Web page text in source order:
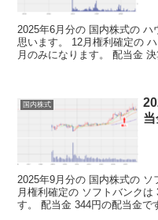
2025年6月分の 国内株式の ハ
思います。 12月権利確定の
月のみになります。 配当金
国内株式
2025年9月分の 国内株式の
月権利確定の ソフトバンク
す。 配当金 344円の配当金で